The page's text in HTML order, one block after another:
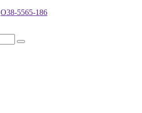
O38-5565-186
Search